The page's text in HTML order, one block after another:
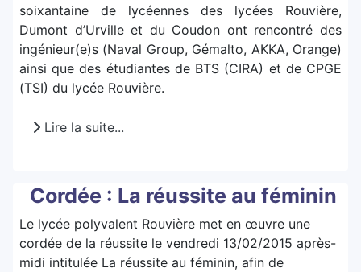
soixantaine de lycéennes des lycées Rouvière,
Dumont d’Urville et du Coudon ont rencontré des
ingénieur(e)s (Naval Group, Gémalto, AKKA, Orange)
ainsi que des étudiantes de BTS (CIRA) et de CPGE
(TSI) du lycée Rouvière.
Lire la suite...
Cordée : La réussite au féminin
Le lycée polyvalent Rouvière met en œuvre une
cordée de la réussite le vendredi 13/02/2015 après-
midi intitulée La réussite au féminin, afin de